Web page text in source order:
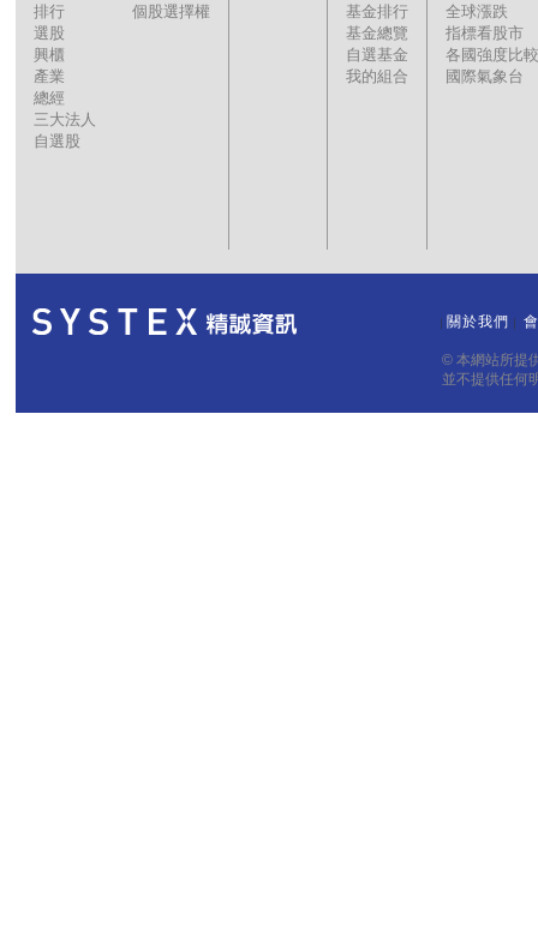
排行
選股
興櫃
產業
總經
三大法人
自選股
個股選擇權
基金排行
基金總覽
自選基金
我的組合
全球漲跌
指標看股市
各國強度比較
國際氣象台
關於我們
© 本網站所提
並不提供任何